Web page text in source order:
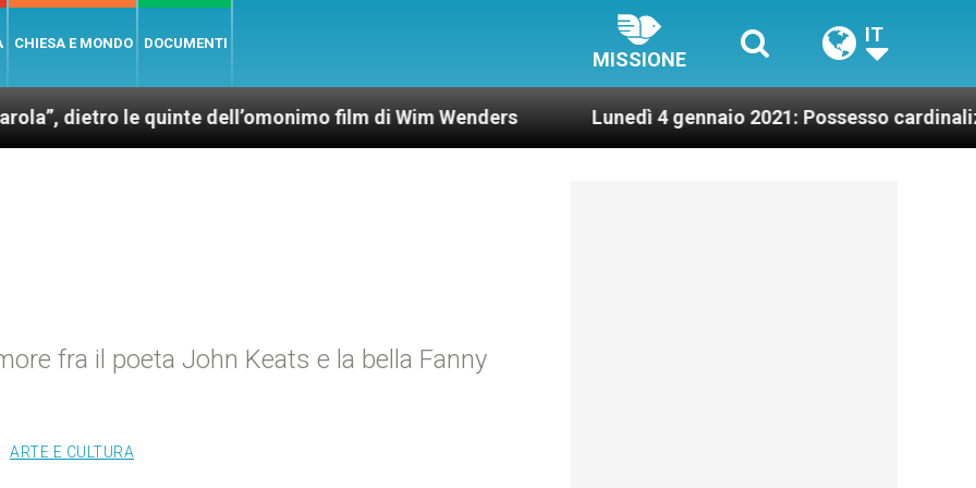
CHIESA E MONDO DOCUMENTI
MISSIONE
IT
le quinte dell’omonimo film di Wim Wenders Lunedì 4 gennaio 2021: Possesso cardinalizio
fra il poeta John Keats e la bella Fanny
ARTE E CULTURA